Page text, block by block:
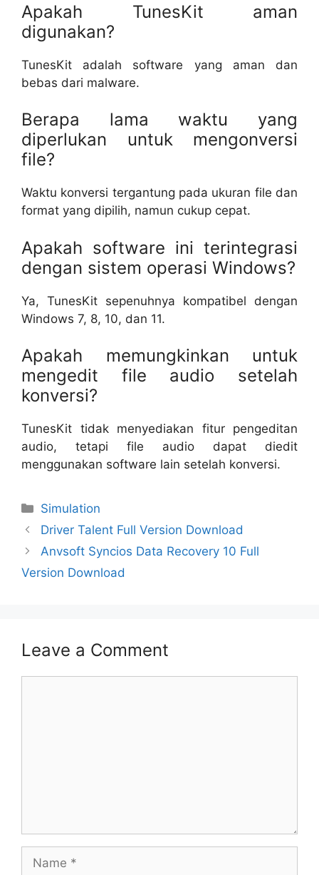
Apakah TunesKit aman
digunakan?
TunesKit adalah software yang aman dan
bebas dari malware.
Berapa lama waktu yang
diperlukan untuk mengonversi
file?
Waktu konversi tergantung pada ukuran file dan
format yang dipilih, namun cukup cepat.
Apakah software ini terintegrasi
dengan sistem operasi Windows?
Ya, TunesKit sepenuhnya kompatibel dengan
Windows 7, 8, 10, dan 11.
Apakah memungkinkan untuk
mengedit file audio setelah
konversi?
TunesKit tidak menyediakan fitur pengeditan
audio, tetapi file audio dapat diedit
menggunakan software lain setelah konversi.
Categories
Simulation
Driver Talent Full Version Download
Anvsoft Syncios Data Recovery 10 Full
Version Download
Leave a Comment
Name